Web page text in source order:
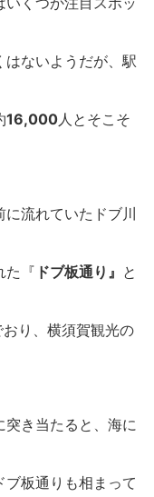
はないようだが、駅
16,000人とそこそ
流れていたドブ川
た『 ドブ板通り』 と
おり、横須賀観光の
き当たると、海に
ブ板通りも相まって